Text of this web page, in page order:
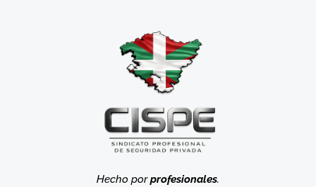
Hecho porprofesionales.